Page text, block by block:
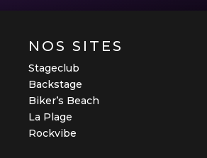
NOS SITES
Stageclub
Backstage
Biker’s Beach
La Plage
Rockvibe